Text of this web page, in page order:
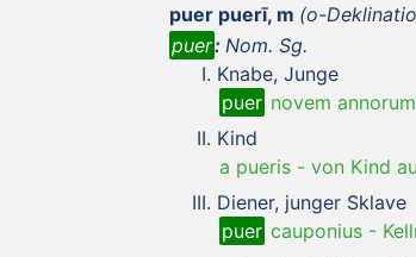
puer puerī, m (o-
puer: Nom. Sg.
Knabe, Junge
puer novem annorum
Kind
a pueris - von Kind
Diener, junger Sklave
puer cauponius -